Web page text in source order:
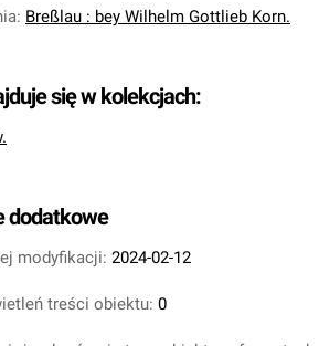
: Breßlau : bey Wilhelm Gottlieb Korn.
się w kolekcjach:
dodatkowe
modyfikacji: 2024-02-12
treści obiektu: 0